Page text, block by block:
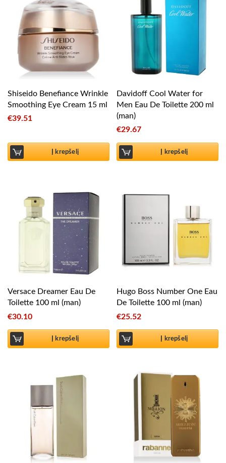
Shiseido Benefiance Wrinkle
Smoothing Eye Cream 15 ml
€39.51
Į krepšelį
Davidoff Cool Water for
Men Eau De Toilette 200 ml
(man)
€29.67
Į krepšelį
Versace Dreamer Eau De
Toilette 100 ml (man)
€30.10
Į krepšelį
Hugo Boss Number One Eau
De Toilette 100 ml (man)
€25.52
Į krepšelį